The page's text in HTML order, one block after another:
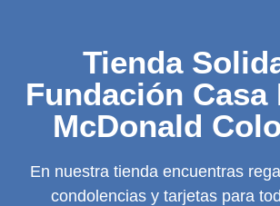
Tienda
Fundación Casa
McDonald
En nuestra tienda encuentras
condolencias y tarjetas para